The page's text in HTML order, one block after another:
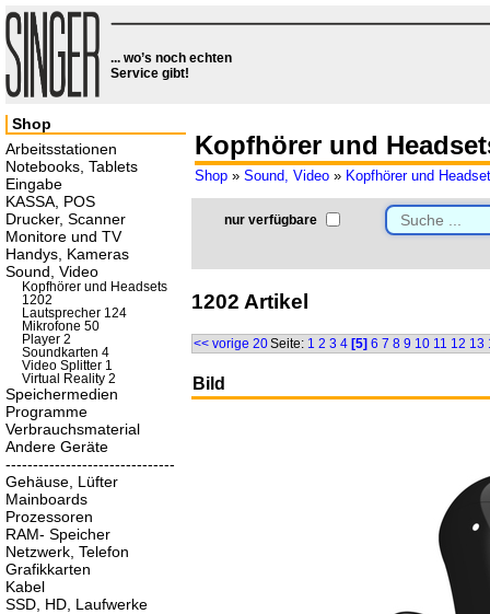
... wo’s noch echten
Service gibt!
Kopfhörer und
Shop » Sound, Video » Kopfhörer und
nur verfügbare
1202 Artikel
<< vorige 20Seite: 1 2 3 4 [5] 6 7 8 9 10 11 12 13
Bild
Shop
Arbeitsstationen
Notebooks, Tablets
Eingabe
KASSA, POS
Drucker, Scanner
Monitore und TV
Handys, Kameras
Sound, Video
Kopfhörer und Headsets
1202
Lautsprecher 124
Mikrofone 50
Player 2
Soundkarten 4
Video Splitter 1
Virtual Reality 2
Speichermedien
Programme
Verbrauchsmaterial
Andere Geräte
-------------------------------
Gehäuse, Lüfter
Mainboards
Prozessoren
RAM- Speicher
Netzwerk, Telefon
Grafikkarten
Kabel
SSD, HD, Laufwerke